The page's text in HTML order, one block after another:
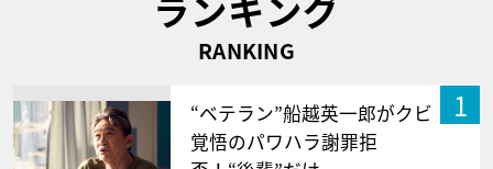
RANKING
1
“ベテラン”船越英一郎がクビ
覚悟のパワハラ謝罪拒